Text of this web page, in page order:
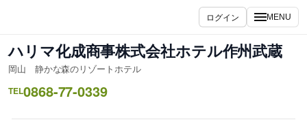
ス
キ
ッ
ログイン MENU
ハリマ化成商事株式会社ホテル作州武蔵
岡山 静かな森のリゾートホテル
TEL0868-77-0339